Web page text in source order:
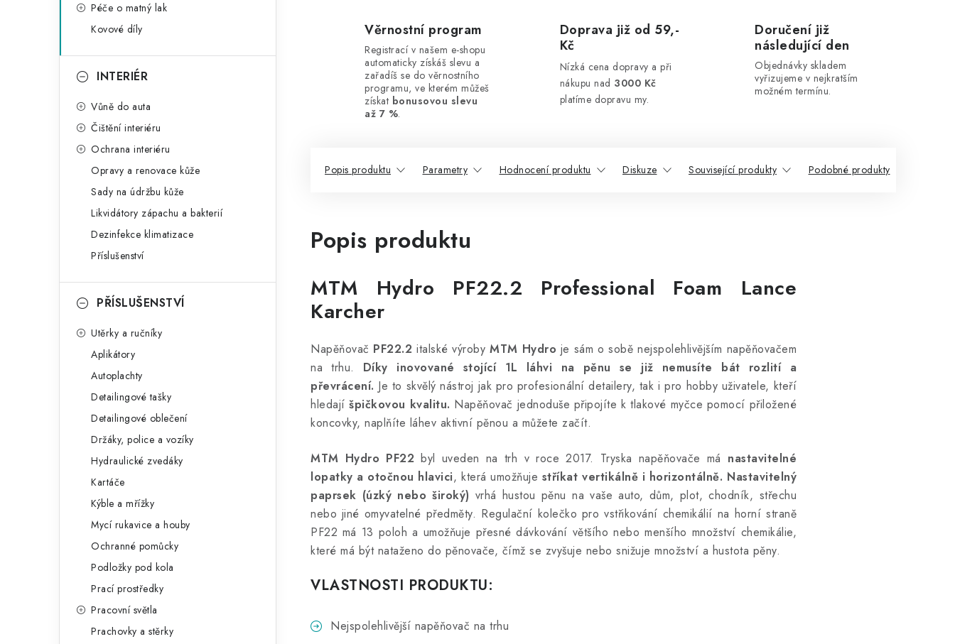
Péče o matný lak
Kovové díly
INTERIÉR
Vůně do auta
Čištění interiéru
Ochrana interiéru
Opravy a renovace kůže
Sady na údržbu kůže
Likvidátory zápachu a bakterií
Dezinfekce klimatizace
Příslušenství
PŘÍSLUŠENSTVÍ
Utěrky a ručníky
Aplikátory
Autoplachty
Detailingové tašky
Detailingové oblečení
Držáky, police a vozíky
Hydraulické zvedáky
Kartáče
Kýble a mřížky
Mycí rukavice a houby
Ochranné pomůcky
Podložky pod kola
Prací prostředky
Pracovní světla
Prachovky a stěrky
Věrnostní program
Registrací v našem e-shopu
automaticky získáš slevu a
zařadíš se do věrnostního
programu, ve kterém můžeš
získat bonusovou slevu
až 7 %.
Doprava již od 59,-
Kč
Nízká cena dopravy a při
nákupu nad 3000 Kč
platíme dopravu my.
Doručení již
následující den
Objednávky skladem
vyřizujeme v nejkratším
možném termínu.
Popis produktu Parametry Hodnocení produktu Diskuze Související produkty Podobné produkty
Popis produktu
MTM Hydro PF22.2 Professional Foam Lance
Karcher
Napěňovač PF22.2 italské výrobyMTM Hydro je sám o sobě nejspolehlivějším napěňovačem
na trhu. Díky inovované stojící 1L láhvi na pěnu se již nemusíte bát rozlití a
převrácení. Je to skvělý nástroj jak pro profesionální detailery, tak i pro hobby uživatele, kteří
hledajíšpičkovou kvalitu. Napěňovač jednoduše připojíte k tlakové myčce pomocí přiložené
koncovky, naplňíte láhev aktivní pěnou a můžete začít.
MTM Hydro PF22 byl uveden na trh v roce 2017. Tryska napěňovače má nastavitelné
lopatky a otočnou hlavici, která umožňuje stříkat vertikálně i horizontálně. Nastavitelný
paprsek (úzký nebo široký) vrhá hustou pěnu na vaše auto, dům, plot, chodník, střechu
nebo jiné omyvatelné předměty. Regulační kolečko pro vstřikování chemikálií na horní straně
PF22 má 13 poloh a umožňuje přesné dávkování většího nebo menšího množství chemikálie,
které má být nataženo do pěnovače, čímž se zvyšuje nebo snižuje množství a hustota pěny.
VLASTNOSTI PRODUKTU:
Nejspolehlivější napěňovač na trhu